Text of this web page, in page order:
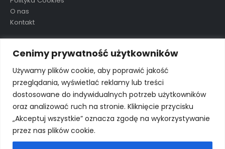
Cenimy prywatność użytkowników
Używamy plików cookie, aby poprawić jakość
przeglądania, wyświetlać reklamy lub treści
dostosowane do indywidualnych potrzeb użytkowników
oraz analizować ruch na stronie. Kliknięcie przycisku
„Akceptuj wszystkie” oznacza zgodę na wykorzystywanie
przez nas plików cookie.
O nas
Kontakt
TAGI
aluula mikolaj nowość ostatnie sztuki preorder
wyprzedane wyprzedaż